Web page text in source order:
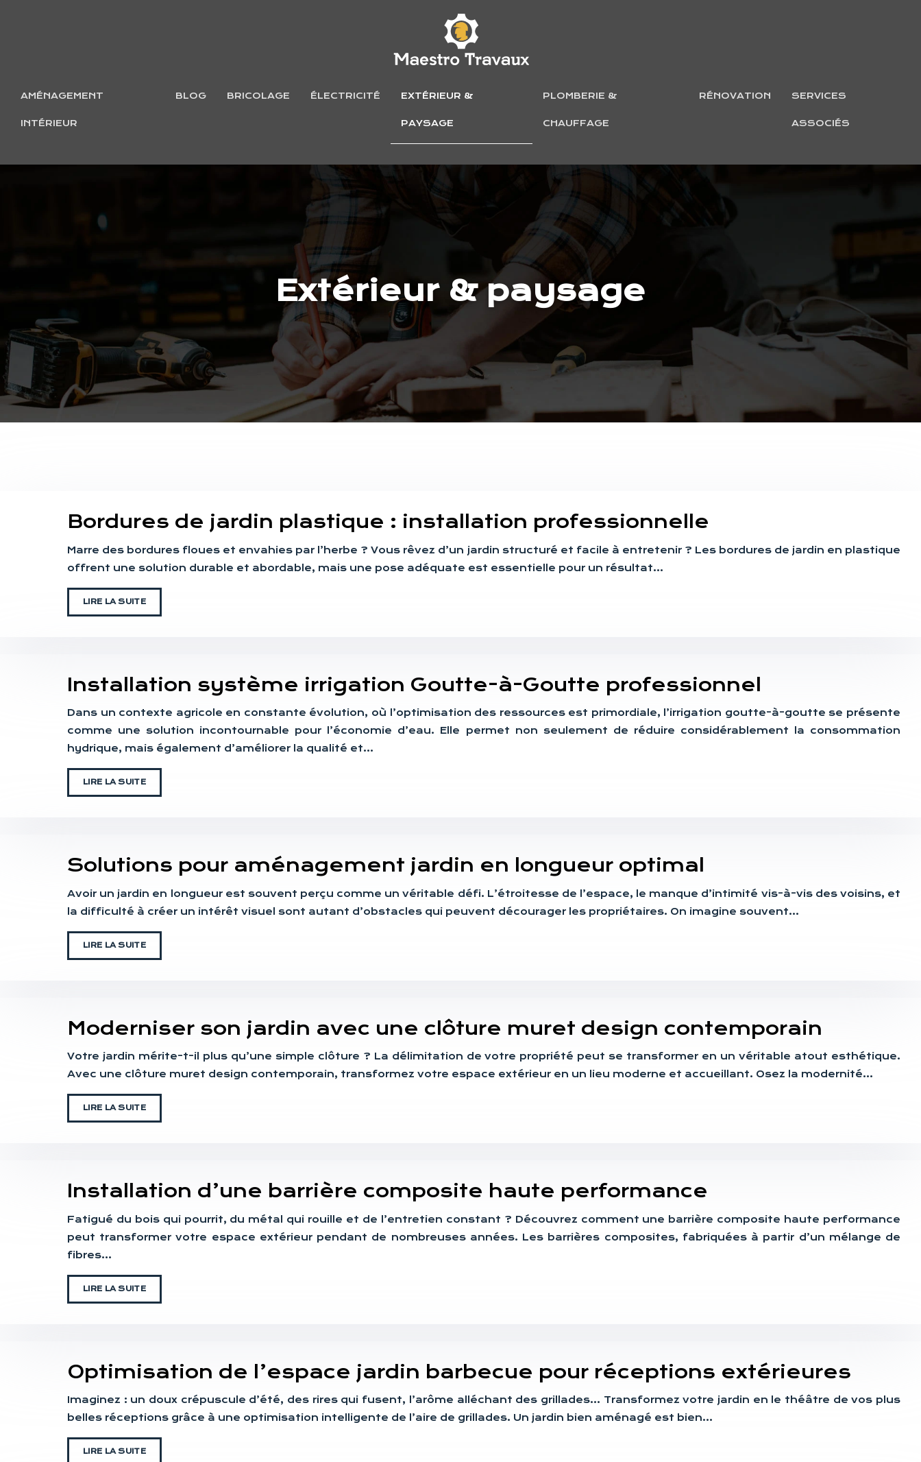
AMÉNAGEMENT
INTÉRIEUR
BLOG BRICOLAGE ÉLECTRICITÉ EXTÉRIEUR &
PAYSAGE
PLOMBERIE &
CHAUFFAGE
RÉNOVATION SERVICES
ASSOCIÉS
Extérieur & paysage
Bordures de jardin plastique : installation professionnelle
Marre des bordures floues et envahies par l’herbe ? Vous rêvez d’un jardin structuré et facile à entretenir ? Les bordures de jardin en plastique
offrent une solution durable et abordable, mais une pose adéquate est essentielle pour un résultat…
LIRE LA SUITE
Installation système irrigation Goutte-à-Goutte professionnel
Dans un contexte agricole en constante évolution, où l’optimisation des ressources est primordiale, l’irrigation goutte-à-goutte se présente
comme une solution incontournable pour l’économie d’eau. Elle permet non seulement de réduire considérablement la consommation
hydrique, mais également d’améliorer la qualité et…
LIRE LA SUITE
Solutions pour aménagement jardin en longueur optimal
Avoir un jardin en longueur est souvent perçu comme un véritable défi. L’étroitesse de l’espace, le manque d’intimité vis-à-vis des voisins, et
la difficulté à créer un intérêt visuel sont autant d’obstacles qui peuvent décourager les propriétaires. On imagine souvent…
LIRE LA SUITE
Moderniser son jardin avec une clôture muret design contemporain
Votre jardin mérite-t-il plus qu’une simple clôture ? La délimitation de votre propriété peut se transformer en un véritable atout esthétique.
Avec une clôture muret design contemporain, transformez votre espace extérieur en un lieu moderne et accueillant. Osez la modernité…
LIRE LA SUITE
Installation d’une barrière composite haute performance
Fatigué du bois qui pourrit, du métal qui rouille et de l’entretien constant ? Découvrez comment une barrière composite haute performance
peut transformer votre espace extérieur pendant de nombreuses années. Les barrières composites, fabriquées à partir d’un mélange de
fibres…
LIRE LA SUITE
Optimisation de l’espace jardin barbecue pour réceptions extérieures
Imaginez : un doux crépuscule d’été, des rires qui fusent, l’arôme alléchant des grillades… Transformez votre jardin en le théâtre de vos plus
belles réceptions grâce à une optimisation intelligente de l’aire de grillades. Un jardin bien aménagé est bien…
LIRE LA SUITE